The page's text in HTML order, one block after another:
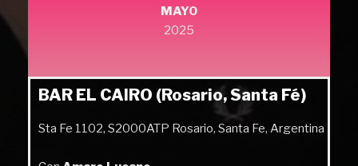
MAYO
2025
BAR EL CAIRO (Rosario, Santa Fé)
Sta Fe 1102, S2000ATP Rosario, Santa Fe, Argentina